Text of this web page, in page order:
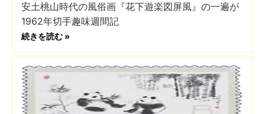
安土桃山時代の風俗画『花下遊楽図屏風』の一遍が
1962年切手趣味週間記
続きを読む »